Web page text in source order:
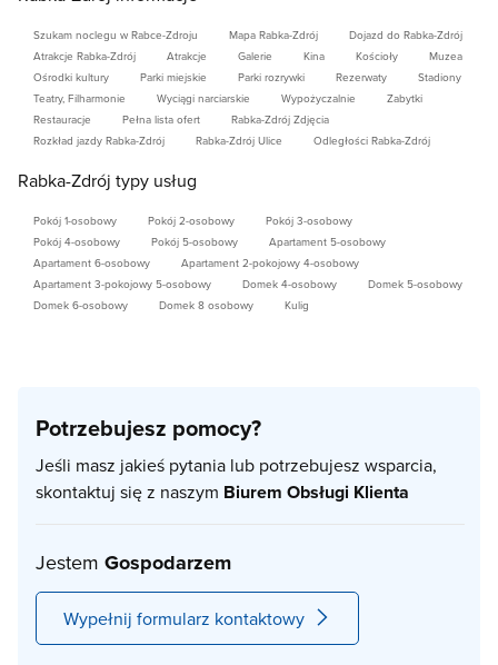
Szukam noclegu w Rabce-Zdroju Mapa Rabka-Zdrój
Dojazd do Rabka-Zdrój
Atrakcje Rabka-Zdrój
Atrakcje Galerie Kina Kościoły
Muzea
Ośrodki kultury
Parki miejskie Parki rozrywki Rezerwaty
Stadiony
Teatry, Filharmonie
Wyciągi narciarskie Wypożyczalnie
Zabytki
Restauracje
Pełna lista ofert
Rabka-Zdrój Zdjęcia
Rozkład jazdy Rabka-Zdrój
Rabka-Zdrój Ulice Odległości Rabka-Zdrój
Rabka-Zdrój typy usług
Pokój 1-osobowy Pokój 2-osobowy
Pokój 3-osobowy
Pokój 4-osobowy
Pokój 5-osobowy
Apartament 5-osobowy
Apartament 6-osobowy
Apartament 2-pokojowy 4-osobowy
Apartament 3-pokojowy 5-osobowy
Domek 4-osobowy
Domek 5-osobowy
Domek 6-osobowy
Domek 8 osobowy Kulig
Potrzebujesz pomocy?
Jeśli masz jakieś pytania lub potrzebujesz wsparcia,
skontaktuj się z naszym Biurem Obsługi Klienta
Jestem Gospodarzem
Wypełnij formularz kontaktowy